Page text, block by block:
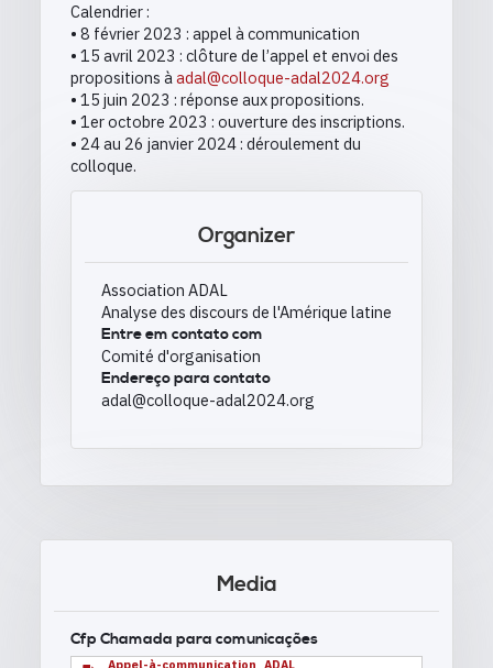
Calendrier :
• 8 février 2023 : appel à communication
• 15 avril 2023 : clôture de l’appel et envoi des
propositions àadal@colloque-adal2024.org
• 15 juin 2023 : réponse aux propositions.
• 1er octobre 2023 : ouverture des inscriptions.
• 24 au 26 janvier 2024 : déroulement du
colloque.
Organizer
Association ADAL
Analyse des discours de l'Amérique latine
Entre em contato com
Comité d'organisation
Endereço para contato
adal@colloque-adal2024.org
Media
Cfp Chamada para comunicações
Appel-à-communication_ADAL